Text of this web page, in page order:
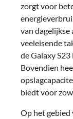
zorgt voor
van
veeleisende
de Galaxy
Bovendien
biedt voor
Op het gebied